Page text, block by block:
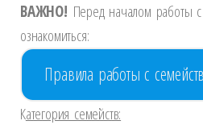
ВАЖНО! Перед началом работы
ознакомиться:
Правила работы с
Категория семейств: